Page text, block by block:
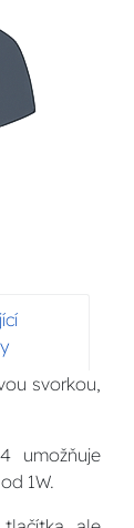
svorkou,
umožňuje
1W.